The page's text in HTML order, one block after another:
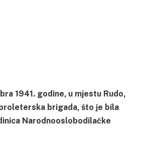
1941. godine, u mjestu Rudo,
brigada, što je bila
Narodnooslobodilačke